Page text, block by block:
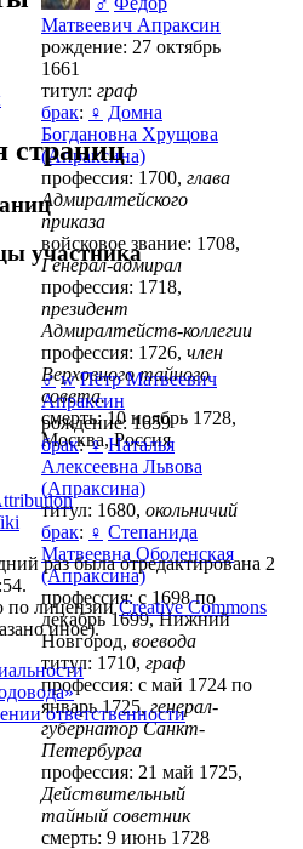
Матвеевич Апраксин
рождение: 27 октябрь
1661
титул: граф
брак: ♀ Домна
Богдановна Хрущова
(Апраксина)
профессия: 1700, глава
Адмиралтейского
приказа
войсковое звание: 1708,
Генерал-адмирал
профессия: 1718,
президент
Адмиралтейств-коллегии
профессия: 1726, член
Верховного тайного
совета.
смерть: 10 ноябрь 1728,
Москва, Россия
♂ w Пётр Матвеевич
Апраксин
рождение: 1659
брак:♀ Наталья
Алексеевна Львова
(Апраксина)
титул: 1680, окольничий
брак: ♀ Степанида
Матвеевна Оболенская
(Апраксина)
профессия: с 1698 по
декабрь 1699, Нижний
Новгород, воевода
титул: 1710, граф
профессия: с май 1724 по
январь 1725,генерал-
губернатор Санкт-
Петербурга
профессия: 21 май 1725,
Действительный
тайный советник
смерть: 9 июнь 1728
страниц
участника
раз была отредактирована 2
по лицензииCreative Commons
иное).
ответственности